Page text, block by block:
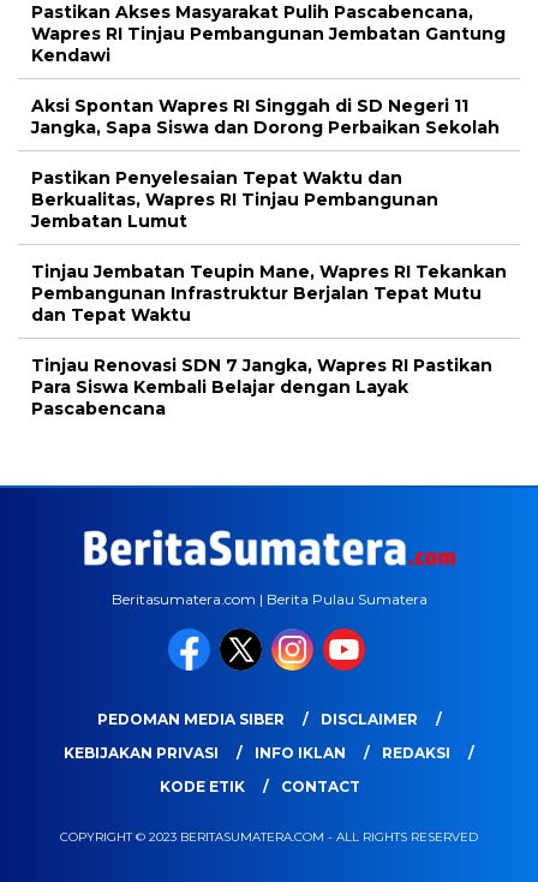
Pastikan Akses Masyarakat Pulih Pascabencana,
Wapres RI Tinjau Pembangunan Jembatan Gantung
Kendawi
Aksi Spontan Wapres RI Singgah di SD Negeri 11
Jangka, Sapa Siswa dan Dorong Perbaikan Sekolah
Pastikan Penyelesaian Tepat Waktu dan
Berkualitas, Wapres RI Tinjau Pembangunan
Jembatan Lumut
Tinjau Jembatan Teupin Mane, Wapres RI Tekankan
Pembangunan Infrastruktur Berjalan Tepat Mutu
dan Tepat Waktu
Tinjau Renovasi SDN 7 Jangka, Wapres RI Pastikan
Para Siswa Kembali Belajar dengan Layak
Pascabencana
Beritasumatera.com | Berita Pulau Sumatera
PEDOMAN MEDIA SIBER
DISCLAIMER
KEBIJAKAN PRIVASI
INFO IKLAN
REDAKSI
KODE ETIK
CONTACT
COPYRIGHT © 2023 BERITASUMATERA.COM - ALL RIGHTS RESERVED